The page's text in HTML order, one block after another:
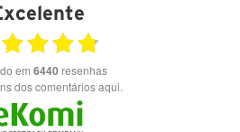
em 6440 resenhas
dos comentários aqui.